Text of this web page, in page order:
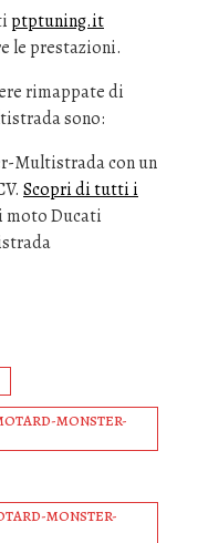
ptptuning.it
le prestazioni.
rimappate di
sono:
Multistrada con un
Scopri di tutti i
moto Ducati
MONSTER-
MONSTER-